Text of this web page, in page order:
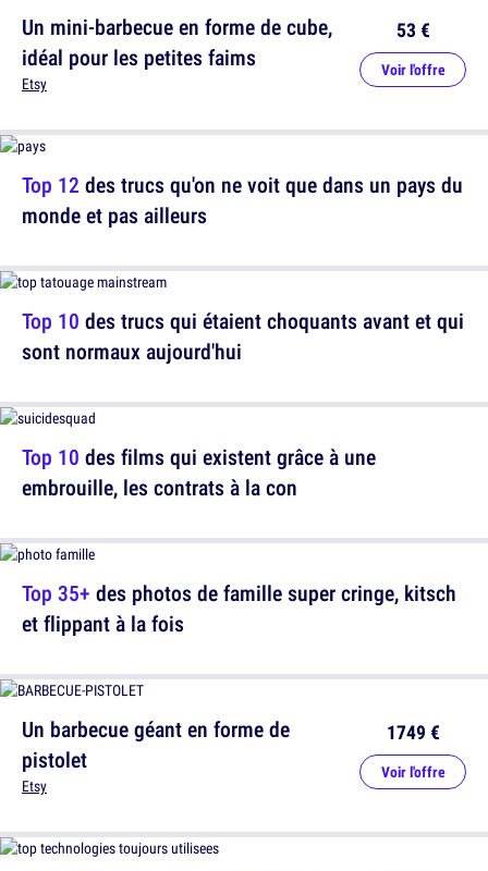
Top 12 des trucs qu'on ne voit que dans un pays du
monde et pas ailleurs
Top 10 des films qui existent grâce à une
embrouille, les contrats à la con
Un barbecue géant en forme de
pistolet
Etsy
1749 €
Voir l'offre
Un mini-barbecue en forme de cube,
idéal pour les petites faims
Etsy
53 €
Voir l'offre
Top 10 des trucs qui étaient choquants avant et qui
sont normaux aujourd'hui
Top 35+ des photos de famille super cringe, kitsch
et flippant à la fois